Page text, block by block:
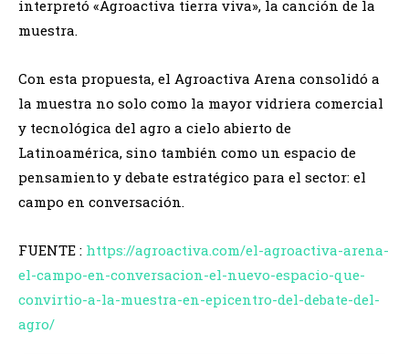
interpretó «Agroactiva tierra viva», la canción de la
muestra.
Con esta propuesta, el Agroactiva Arena consolidó a
la muestra no solo como la mayor vidriera comercial
y tecnológica del agro a cielo abierto de
Latinoamérica, sino también como un espacio de
pensamiento y debate estratégico para el sector: el
campo en conversación.
FUENTE : https://agroactiva.com/el-agroactiva-arena-
el-campo-en-conversacion-el-nuevo-espacio-que-
convirtio-a-la-muestra-en-epicentro-del-debate-del-
agro/